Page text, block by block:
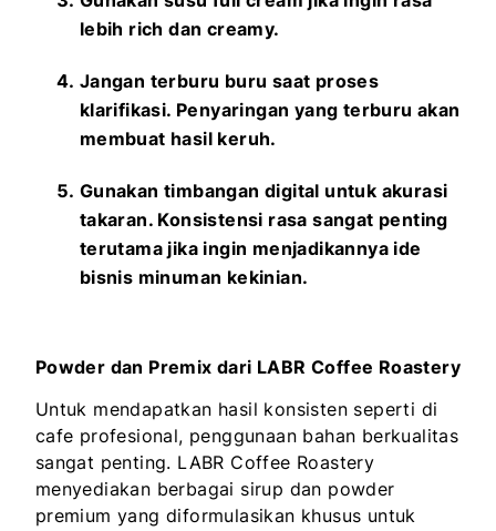
lebih rich dan creamy.
Jangan terburu buru saat proses
klarifikasi. Penyaringan yang terburu akan
membuat hasil keruh.
Gunakan timbangan digital untuk akurasi
takaran. Konsistensi rasa sangat penting
terutama jika ingin menjadikannya ide
bisnis minuman kekinian.
Powder dan Premix dari LABR Coffee Roastery
Untuk mendapatkan hasil konsisten seperti di
cafe profesional, penggunaan bahan berkualitas
sangat penting. LABR Coffee Roastery
menyediakan berbagai sirup dan powder
premium yang diformulasikan khusus untuk